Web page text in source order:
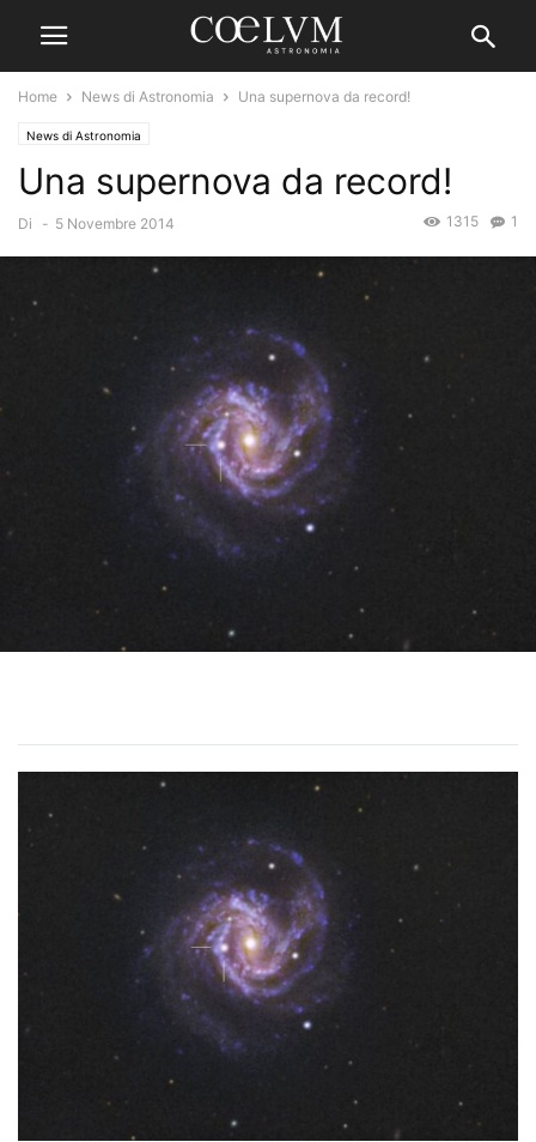
Home News di Astronomia Una supernova da record!
News di Astronomia
Una supernova da record!
Di - 5 Novembre 2014 1
1315